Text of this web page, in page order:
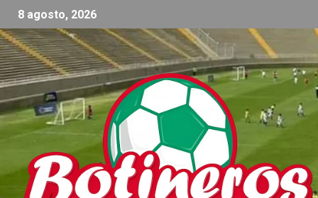
8 agosto, 2026